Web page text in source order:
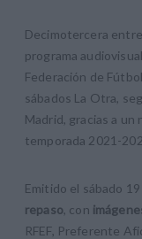
Decimotercera
programa
Federación de
sábados La Otra,
Madrid, gracias a un
temporada 2021-
Emitido el sábado
repaso , con
RFEF, Preferente